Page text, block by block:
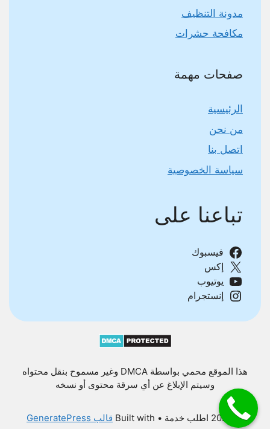
مدونة التنظيف
مكافحة حشرات
صفحات مهمة
الرئيسية
من نحن
اتصل بنا
سياسة الخصوصية
تباعنا على
فيسبوك
إكس
يوتيوب
إنستجرام
هذا الموقع محمي بواسطة DMCA وغير مسموح بنقل محتواه
وسيتم الإبلاغ عن أي سرقة محتوى أو نسخه
© 2026 اطلب خدمة • Built with قالب GeneratePress